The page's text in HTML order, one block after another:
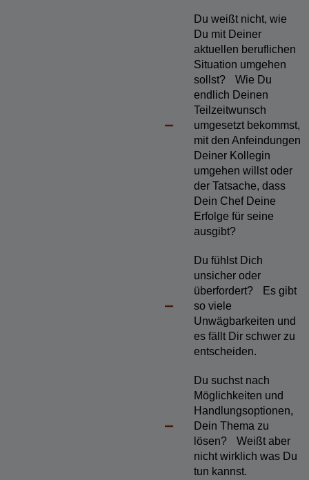
Du weißt nicht, wie
Du mit Deiner
aktuellen beruflichen
Situation umgehen
sollst? Wie Du
endlich Deinen
Teilzeitwunsch
umgesetzt bekommst,
mit den Anfeindungen
Deiner Kollegin
umgehen willst oder
der Tatsache, dass
Dein Chef Deine
Erfolge für seine
ausgibt?
Du fühlst Dich
unsicher oder
überfordert? Es gibt
so viele
Unwägbarkeiten und
es fällt Dir schwer zu
entscheiden.
Du suchst nach
Möglichkeiten und
Handlungsoptionen,
Dein Thema zu
lösen? Weißt aber
nicht wirklich was Du
tun kannst.